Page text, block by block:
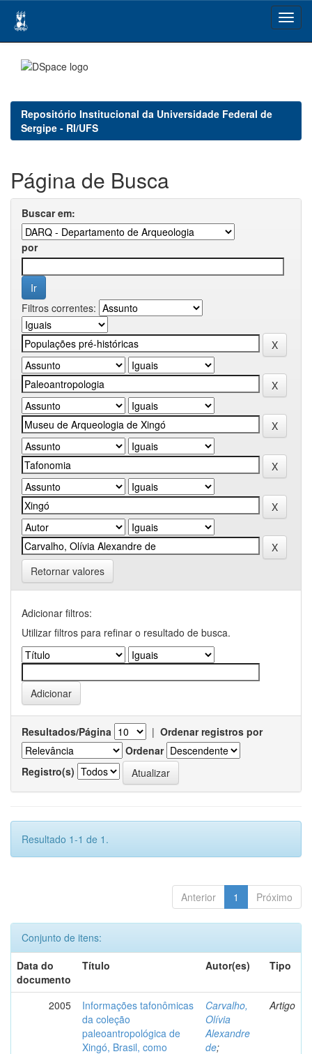
navigation
Repositório Institucional da Universidade Federal de
Sergipe - RI/UFS
Página de Busca
Buscar em:
por
Filtros correntes:
Retornar valores
Adicionar filtros:
Utilizar filtros para refinar o resultado de busca.
Resultados/Página | Ordenar registros por
Ordenar
Registro(s)
Resultado 1-1 de 1.
Anterior 1 Próximo
Conjunto de itens:
Data do
documento
Título Autor(es) Tipo
2005
Informações tafonômicas
da coleção
paleoantropológica de
Xingó, Brasil, como
Carvalho,
Olívia
Alexandre
de;
Artigo